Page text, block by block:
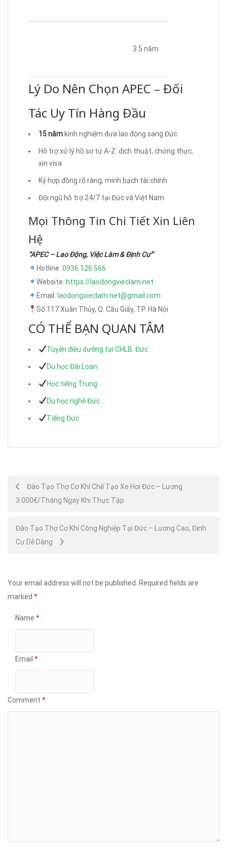
3.5 năm
Lý Do Nên Chọn APEC – Đối
Tác Uy Tín Hàng Đầu
15 năm kinh nghiệm đưa lao động sang Đức
Hỗ trợ xử lý hồ sơ từ A-Z: dịch thuật, chứng thực,
xin visa
Ký hợp đồng rõ ràng, minh bạch tài chính
Đội ngũ hỗ trợ 24/7 tại Đức và Việt Nam
Mọi Thông Tin Chi Tiết Xin Liên
Hệ
“APEC – Lao Động, Việc Làm & Định Cư”
Hotline: 0936 126 566
Website: https://laodongvieclam.net
Email: laodongvieclam.net@gmail.com
Số 117 Xuân Thủy, Q. Cầu Giấy, TP. Hà Nội
CÓ THỂ BẠN QUAN TÂM
Tuyển điều dưỡng tại CHLB. Đức
Du học Đài Loan
Học tiếng Trung
Du học nghề Đức
Tiếng Đức
Post
navigation
Đào Tạo Thợ Cơ Khí Chế Tạo Xe Hơi Đức – Lương
3.000€/Tháng Ngay Khi Thực Tập
Đào Tạo Thợ Cơ Khí Công Nghiệp Tại Đức – Lương Cao, Định
Cư Dễ Dàng
Your email address will not be published.
Required fields are
marked *
Name *
Email *
Comment *